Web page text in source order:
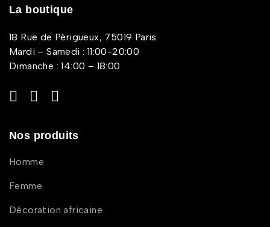
La boutique
18 Rue de Périgueux, 75019 Paris
Mardi – Samedi : 11:00-20:00
Dimanche : 14:00 – 18:00
Nos produits
Homme
Femme
Décoration africaine